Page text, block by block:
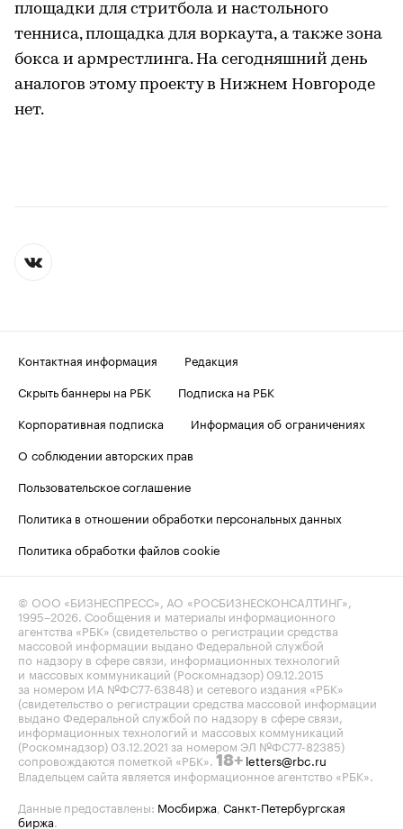
площадки для стритбола и настольного
тенниса, площадка для воркаута, а также зона
бокса и армрестлинга. На сегодняшний день
аналогов этому проекту в Нижнем Новгороде
нет.
Контактная информация
Редакция
Скрыть баннеры на РБК
Подписка на РБК
Корпоративная подписка
Информация об ограничениях
О соблюдении авторских прав
Пользовательское соглашение
Политика в отношении обработки персональных данных
Политика обработки файлов cookie
© ООО «БИЗНЕСПРЕСС», АО «РОСБИЗНЕСКОНСАЛТИНГ»,
1995–2026. Сообщения и материалы информационного
агентства «РБК» (свидетельство о регистрации средства
массовой информации выдано Федеральной службой
по надзору в сфере связи, информационных технологий
и массовых коммуникаций (Роскомнадзор) 09.12.2015
за номером ИА №ФС77-63848) и сетевого издания «РБК»
(свидетельство о регистрации средства массовой информации
выдано Федеральной службой по надзору в сфере связи,
информационных технологий и массовых коммуникаций
(Роскомнадзор) 03.12.2021 за номером ЭЛ №ФС77-82385)
сопровождаются пометкой «РБК». 18+ letters@rbc.ru
Владельцем сайта является информационное агентство «РБК».
Данные предоставлены: Мосбиржа, Санкт-Петербургская
биржа.